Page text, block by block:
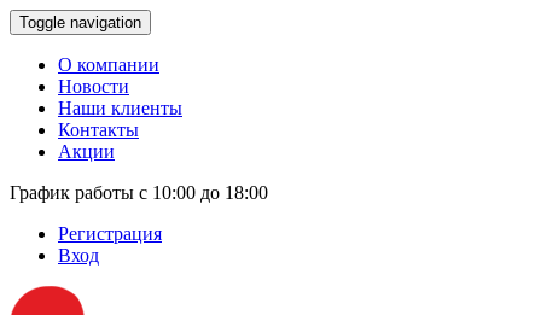
Toggle navigation
О компании
Новости
Наши клиенты
Контакты
Акции
График работы с 10:00 до 18:00
Регистрация
Вход